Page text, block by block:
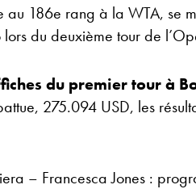
au 186e rang à la WTA, se
du deuxième tour de
du premier tour à
275.094 USD, les
– Francesca Jones :